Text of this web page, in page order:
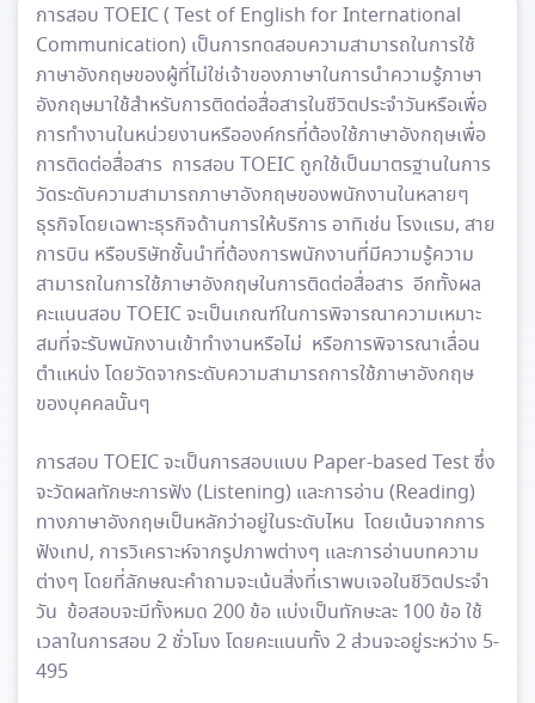
การสอบ TOEIC ( Test of English for International
Communication) เป็นการทดสอบความสามารถในการใช้
ภาษาอังกฤษของผู้ที่ไม่ใช่เจ้าของภาษาในการนำความรู้ภาษา
อังกฤษมาใช้สำหรับการติดต่อสื่อสารในชีวิตประจำวันหรือเพื่อ
การทำงานในหน่วยงานหรือองค์กรที่ต้องใช้ภาษาอังกฤษเพื่อ
การติดต่อสื่อสาร การสอบ TOEIC ถูกใช้เป็นมาตรฐานในการ
วัดระดับความสามารถภาษาอังกฤษของพนักงานในหลายๆ
ธุรกิจโดยเฉพาะธุรกิจด้านการให้บริการ อาทิเช่น โรงแรม, สาย
การบิน หรือบริษัทชั้นนำที่ต้องการพนักงานที่มีความรู้ความ
สามารถในการใช้ภาษาอังกฤษในการติดต่อสื่อสาร อีกทั้งผล
คะแนนสอบ TOEIC จะเป็นเกณฑ์ในการพิจารณาความเหมาะ
สมที่จะรับพนักงานเข้าทำงานหรือไม่ หรือการพิจารณาเลื่อน
ตำแหน่ง โดยวัดจากระดับความสามารถการใช้ภาษาอังกฤษ
ของบุคคลนั้นๆ
การสอบ TOEIC จะเป็นการสอบแบบ Paper-based Test ซึ่ง
จะวัดผลทักษะการฟัง (Listening) และการอ่าน (Reading)
ทางภาษาอังกฤษเป็นหลักว่าอยู่ในระดับไหน โดยเน้นจากการ
ฟังเทป, การวิเคราะห์จากรูปภาพต่างๆ และการอ่านบทความ
ต่างๆ โดยที่ลักษณะคำถามจะเน้นสิ่งที่เราพบเจอในชีวิตประจำ
วัน ข้อสอบจะมีทั้งหมด 200 ข้อ แบ่งเป็นทักษะละ 100 ข้อ ใช้
เวลาในการสอบ 2 ชั่วโมง โดยคะแนนทั้ง 2 ส่วนจะอยู่ระหว่าง 5-
495